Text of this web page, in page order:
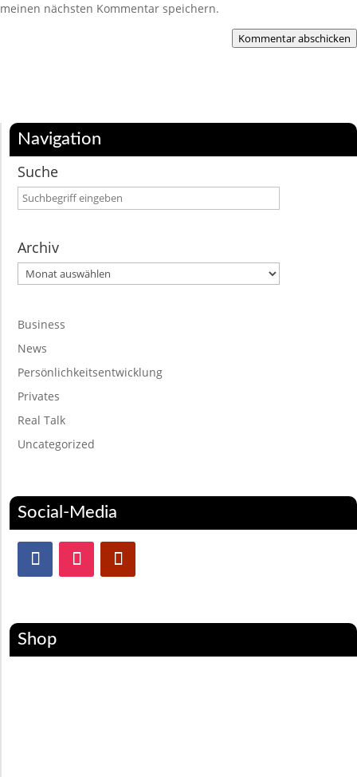
meinen nächsten Kommentar speichern.
Kommentar abschicken
Navigation
Suche
Archiv
Archiv
Business
News
Persönlichkeitsentwicklung
Privates
Real Talk
Uncategorized
Social-Media
Shop